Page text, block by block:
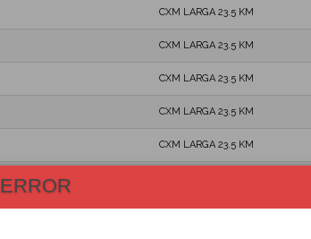
CXM LARGA 23.5 KM
CXM LARGA 23.5 KM
CXM LARGA 23.5 KM
CXM LARGA 23.5 KM
CXM LARGA 23.5 KM
CXM LARGA 23.5 KM
ERROR